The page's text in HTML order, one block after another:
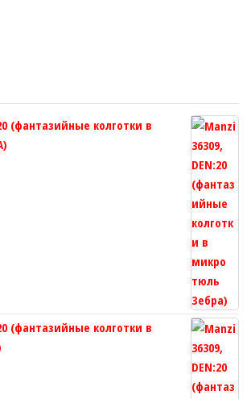
товара.
товара.
(фантазийные колготки в
(фантазийные колготки в